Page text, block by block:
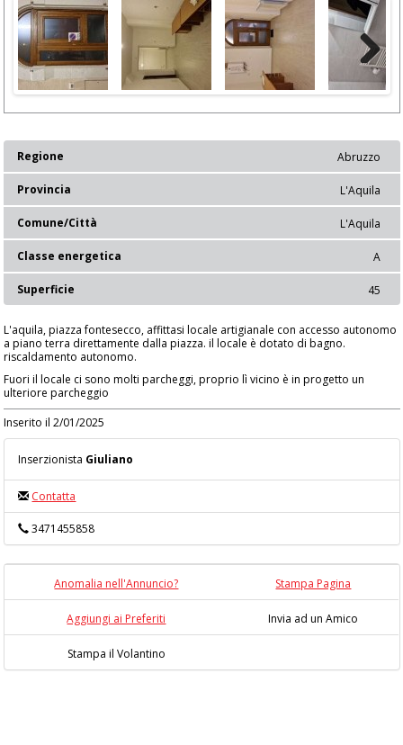
Next
Abruzzo
Regione
L'Aquila
Provincia
L'Aquila
Comune/Città
A
Classe energetica
45
Superficie
L'aquila, piazza fontesecco, affittasi locale artigianale con accesso autonomo
a piano terra direttamente dalla piazza. il locale è dotato di bagno.
riscaldamento autonomo.
Fuori il locale ci sono molti parcheggi, proprio lì vicino è in progetto un
ulteriore parcheggio
Inserito il 2/01/2025
Inserzionista Giuliano
Contatta
3471455858
Anomalia nell'Annuncio? Stampa Pagina
Aggiungi ai Preferiti Invia ad un Amico
Stampa il Volantino